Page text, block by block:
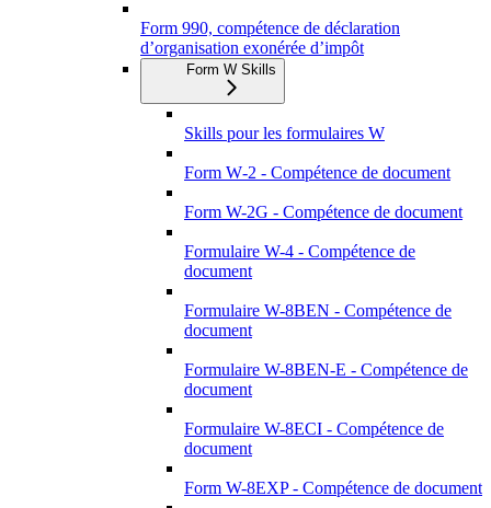
Form 990, compétence de déclaration
d’organisation exonérée d’impôt
Form W Skills
Skills pour les formulaires W
Form W‑2 - Compétence de document
Form W-2G - Compétence de document
Formulaire W-4 - Compétence de
document
Formulaire W-8BEN - Compétence de
document
Formulaire W-8BEN-E - Compétence de
document
Formulaire W-8ECI - Compétence de
document
Form W-8EXP - Compétence de document